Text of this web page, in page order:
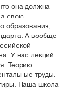
она должна
свою
образования,
А вообще
У нас лекций
Теорию
труды.
Наша школа